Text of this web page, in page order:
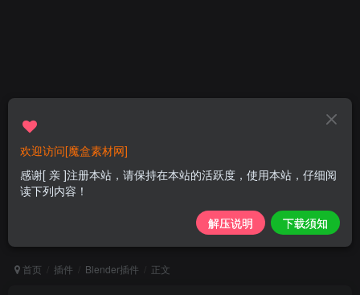
首页 插件 Blender插件 正文
欢迎访问[魔盒素材网]
感谢[ 亲 ]注册本站，请保持在本站的活跃度，使用本站，仔细阅
读下列内容！
解压说明 下载须知